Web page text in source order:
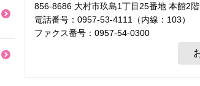
856-8686 大村市玖島1丁目25番地 本館2階
電話番号：0957-53-4111（内線：103）
ファクス番号：0957-54-0300